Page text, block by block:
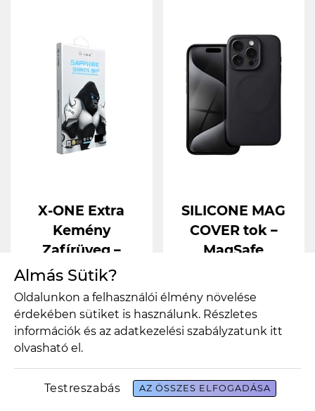
X-ONE Extra
Kemény
Zafírüveg –
Prémium
Védelem
iPhone 15 Pro
Max-hoz
Webshop ár
SILICONE MAG
COVER tok –
MagSafe
védelem
iPhone 15 Pro
Max
fekete színben
Webshop ár 4.990 Ft
Almás Sütik?
Oldalunkon a felhasználói élmény növelése
érdekében sütiket is használunk. Részletes
információk és az adatkezelési szabályzatunk itt
olvasható el.
Testreszabás AZ ÖSSZES ELFOGADÁSA